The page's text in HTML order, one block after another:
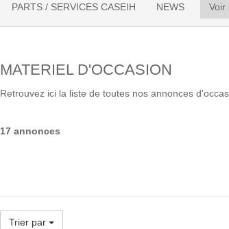
PARTS / SERVICES CASEIH NEWS Voir
MATERIEL D'OCCASION
Retrouvez ici la liste de toutes nos annonces
17 annonces
Trier par